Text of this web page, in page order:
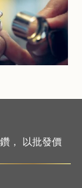
， 以批發價